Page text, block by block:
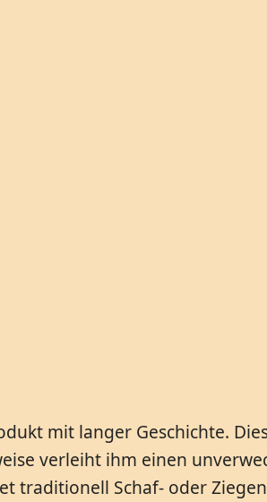
mit langer Geschichte.
verleiht ihm einen
traditionell Schaf- oder